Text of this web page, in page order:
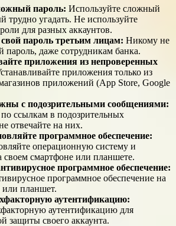
пароль: Используйте сложный
трудно угадать. Не используйте
для разных аккаунтов.
пароль третьим лицам: Никому не
пароль, даже сотрудникам банка.
приложения из непроверенных
приложения только из
приложений (App Store, Google
с подозрительными сообщениями:
ссылкам в подозрительных
отвечайте на них.
программное обеспечение:
операционную систему и
смартфоне или планшете.
программное обеспечение:
программное обеспечение на
или планшет.
аутентификацию:
аутентификацию для
защиты своего аккаунта.